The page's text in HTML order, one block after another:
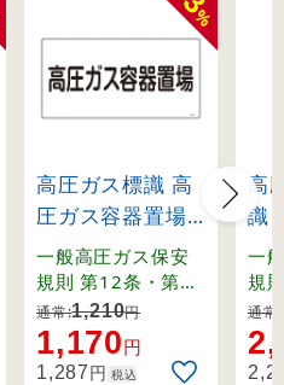
%
高圧ガス標識 高
圧ガス容器置場
高205 (39205)
一般高圧ガス保安
規則 第12条・第13
条・第70条・関係
例示基準1-4-1,2、
その他。
通常:1,210円
1,170円
1,287円 税込
高
識
ガ
火
入
一
規
条
例
そ
通常: